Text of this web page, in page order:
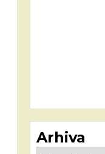
Arhiva